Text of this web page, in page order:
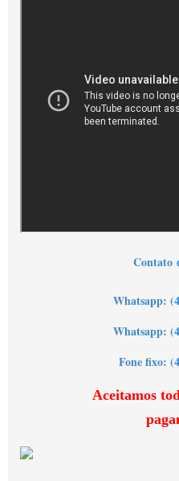
Contato
Whatsapp:
Whatsapp:
Fone fixo:
Aceitamos